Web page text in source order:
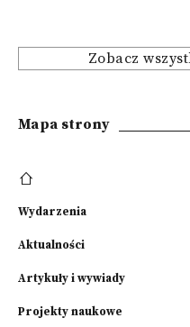
Zobacz
Mapa strony
Wydarzenia
Aktualności
Artykuły i wywiady
Projekty naukowe